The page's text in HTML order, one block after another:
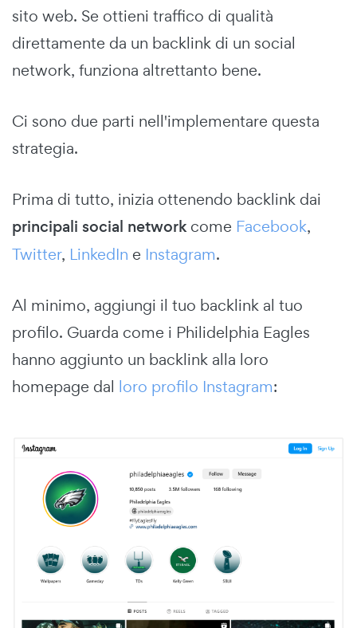
sito web. Se ottieni traffico di qualità
direttamente da un backlink di un social
network, funziona altrettanto bene.
Ci sono due parti nell'implementare questa
strategia.
Prima di tutto, inizia ottenendo backlink dai
principali social networkcome Facebook,
Twitter, LinkedIn e Instagram.
Al minimo, aggiungi il tuo backlink al tuo
profilo. Guarda come i Philidelphia Eagles
hanno aggiunto un backlink alla loro
homepage dal loro profilo Instagram: